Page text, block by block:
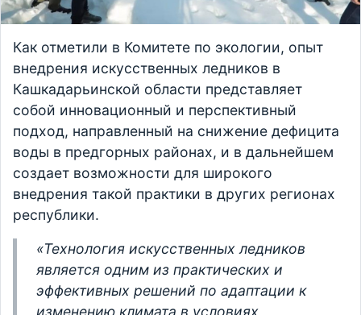
Как отметили в Комитете по экологии, опыт
внедрения искусственных ледников в
Кашкадарьинской области представляет
собой инновационный и перспективный
подход, направленный на снижение дефицита
воды в предгорных районах, и в дальнейшем
создает возможности для широкого
внедрения такой практики в других регионах
республики.
«Технология искусственных ледников
является одним из практических и
эффективных решений по адаптации к